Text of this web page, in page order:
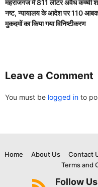
महराजगंज में 811 लीटर अवैध कच्ची
नष्ट, न्यायालय के आदेश पर 110
मुकदमों का किया गया विनिष्टीकरण
Leave a Comment
You must be logged in to
Home About Us Contact
Terms and
Follow